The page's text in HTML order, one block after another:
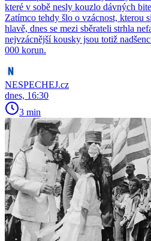
které v sobě nesly kouzlo dávných
Zatímco tehdy šlo o vzácnost, kterou
hlavě, dnes se mezi sběrateli strhla
nejvzácnější kousky jsou totiž
000 korun.
NESPECHEJ.cz
dnes, 16:30
3 min